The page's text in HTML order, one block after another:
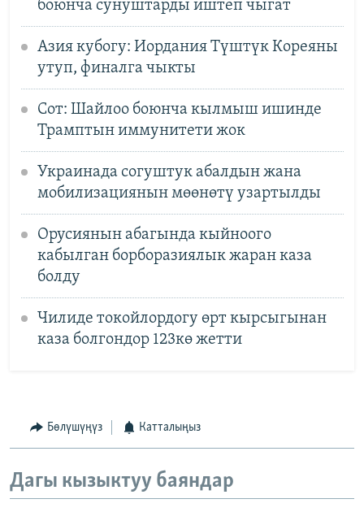
боюнча сунуштарды иштеп чыгат
Азия кубогу: Иордания Түштүк Кореяны
утуп, финалга чыкты
Сот: Шайлоо боюнча кылмыш ишинде
Трамптын иммунитети жок
Украинада согуштук абалдын жана
мобилизациянын мөөнөтү узартылды
Орусиянын абагында кыйноого
кабылган борборазиялык жаран каза
болду
Чилиде токойлордогу өрт кырсыгынан
каза болгондор 123кө жетти
Бөлүшүңүз Катталыңыз
Дагы кызыктуу баяндар